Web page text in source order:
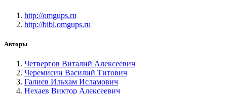
http://omgups.ru
http://bibl.omgups.ru
Авторы
Четвергов Виталий Алексеевич
Черемисин Василий Титович
Галиев Ильхам Исламович
Нехаев Виктор Алексеевич